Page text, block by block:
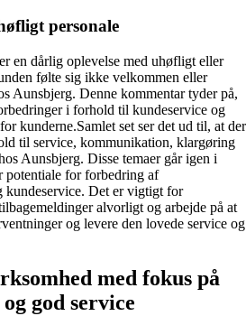
personale
en dårlig oplevelse med uhøfligt eller
følte sig ikke velkommen eller
Aunsbjerg. Denne kommentar tyder på,
i forhold til kundeservice og
kunderne.Samlet set ser det ud til, at der
til service, kommunikation, klargøring
Aunsbjerg. Disse temaer går igen i
potentiale for forbedring af
kundeservice. Det er vigtigt for
alvorligt og arbejde på at
og levere den lovede service og
med fokus på
god service